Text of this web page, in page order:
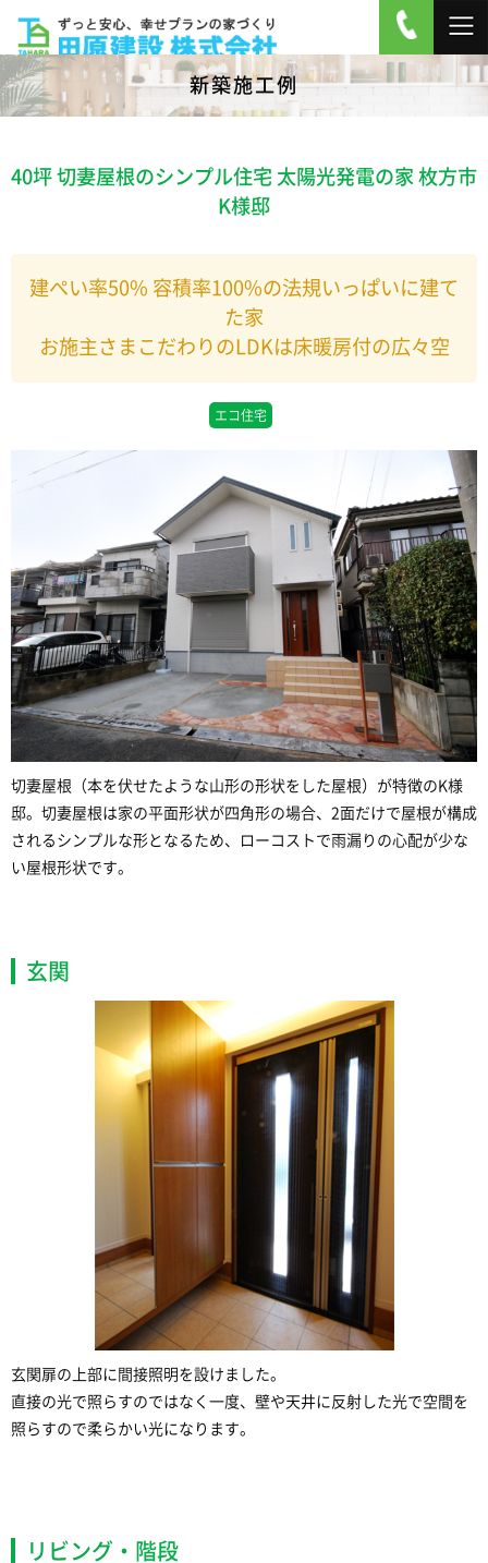
新築施工例
40坪 切妻屋根のシンプル住宅 太陽光発電の家 枚方市
K様邸
建ぺい率50% 容積率100%の法規いっぱいに建て
た家
お施主さまこだわりのLDKは床暖房付の広々空
エコ住宅
切妻屋根（本を伏せたような山形の形状をした屋根）が特徴のK様
邸。切妻屋根は家の平面形状が四角形の場合、2面だけで屋根が構成
されるシンプルな形となるため、ローコストで雨漏りの心配が少な
い屋根形状です。
玄関
玄関扉の上部に間接照明を設けました。
直接の光で照らすのではなく一度、壁や天井に反射した光で空間を
照らすので柔らかい光になります。
リビング・階段